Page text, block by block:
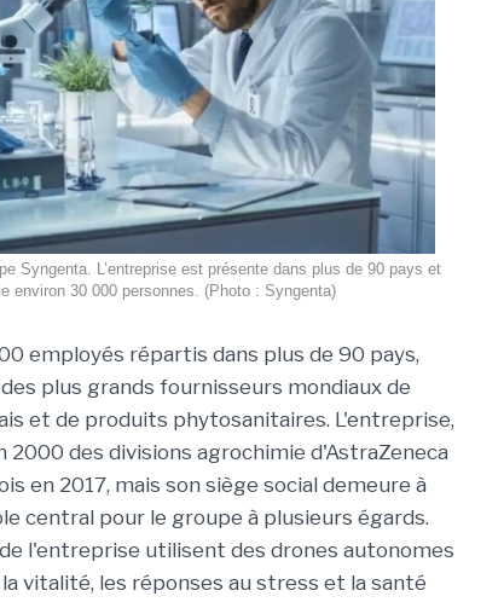
Syngenta. L’entreprise est présente dans plus de 90 pays et
environ 30 000 personnes. (Photo : Syngenta)
employés répartis dans plus de 90 pays,
plus grands fournisseurs mondiaux de
et de produits phytosanitaires. L'entreprise,
2000 des divisions agrochimie d'AstraZeneca
en 2017, mais son siège social demeure à
central pour le groupe à plusieurs égards.
l'entreprise utilisent des drones autonomes
vitalité, les réponses au stress et la santé